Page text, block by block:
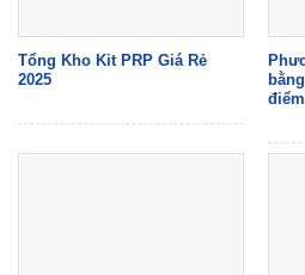
Tổng Kho Kit PRP Giá Rẻ
2025